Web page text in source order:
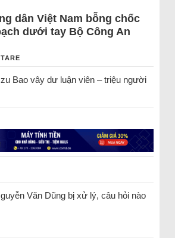
dân Việt Nam bỗng chốc
dưới tay Bộ Công An
Bao vây dư luận viên – triệu người
Văn Dũng bị xử lý, câu hỏi nào